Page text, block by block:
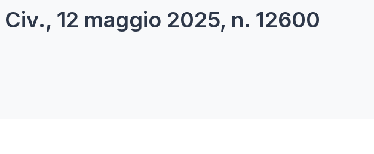
Civ., 12 maggio 2025, n. 12600